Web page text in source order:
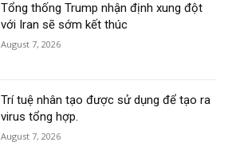
Tổng thống Trump nhận định xung đột
với Iran sẽ sớm kết thúc
August 7, 2026
Trí tuệ nhân tạo được sử dụng để tạo ra
virus tổng hợp.
August 7, 2026